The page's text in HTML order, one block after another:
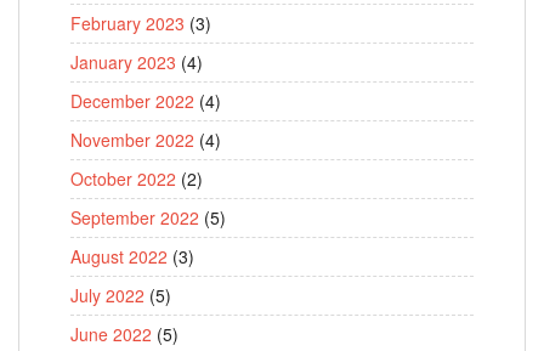
February 2023 (3)
January 2023 (4)
December 2022 (4)
November 2022 (4)
October 2022 (2)
September 2022 (5)
August 2022 (3)
July 2022 (5)
June 2022 (5)